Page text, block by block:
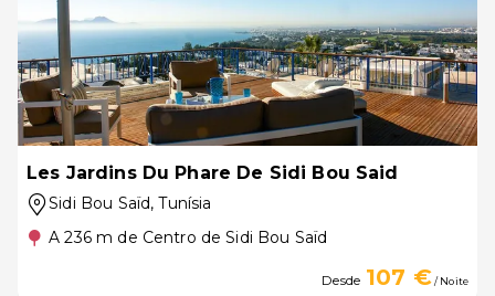
Les Jardins Du Phare De Sidi Bou Said
Sidi Bou Saïd, Tunísia
A 236 m de Centro de Sidi Bou Saïd
Desde 107 €/ Noite